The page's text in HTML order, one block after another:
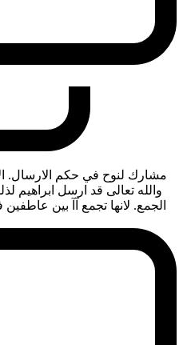
مشارك لنوح في حكم الارسال.
والله تعالى قد ارسل ابراهيم
الجمع. لانها تجمع آآ بين